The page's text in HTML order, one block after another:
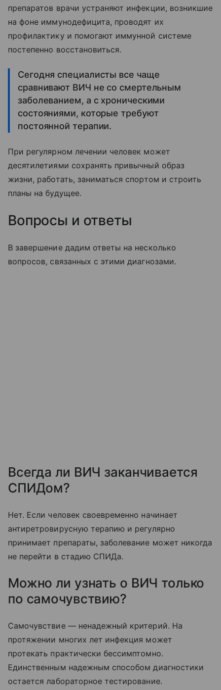
препаратов врачи устраняют инфекции, возникшие
на фоне иммунодефицита, проводят их
профилактику и помогают иммунной системе
постепенно восстановиться.
Сегодня специалисты все чаще
сравнивают ВИЧ не со смертельным
заболеванием, а с хроническими
состояниями, которые требуют
постоянной терапии.
При регулярном лечении человек может
десятилетиями сохранять привычный образ
жизни, работать, заниматься спортом и строить
планы на будущее.
Вопросы и ответы
В завершение дадим ответы на несколько
вопросов, связанных с этими диагнозами.
Всегда ли ВИЧ заканчивается
СПИДом?
Нет. Если человек своевременно начинает
антиретровирусную терапию и регулярно
принимает препараты, заболевание может никогда
не перейти в стадию СПИДа.
Можно ли узнать о ВИЧ только
по самочувствию?
Самочувствие — ненадежный критерий. На
протяжении многих лет инфекция может
протекать практически бессимптомно.
Единственным надежным способом диагностики
остается лабораторное тестирование.